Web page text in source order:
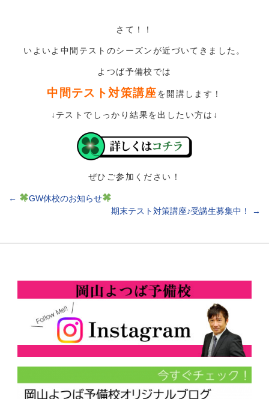
さて！！
いよいよ中間テストのシーズンが近づいてきました。
よつば予備校では
中間テスト対策講座を開講します！
↓テストでしっかり結果を出したい方は↓
ぜひご参加ください！
←
GW休校のお知らせ
期末テスト対策講座♪受講生募集中！
→